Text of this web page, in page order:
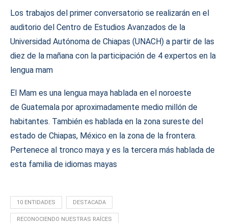
Los trabajos del primer conversatorio se realizarán en el
auditorio del Centro de Estudios Avanzados de la
Universidad Autónoma de Chiapas (UNACH) a partir de las
diez de la mañana con la participación de 4 expertos en la
lengua mam
El Mam es una lengua maya hablada en el noroeste
de Guatemala por aproximadamente medio millón de
habitantes. También es hablada en la zona sureste del
estado de Chiapas, México en la zona de la frontera.
Pertenece al tronco maya y es la tercera más hablada de
esta familia de idiomas mayas
10 ENTIDADES DESTACADA
RECONOCIENDO NUESTRAS RAÍCES